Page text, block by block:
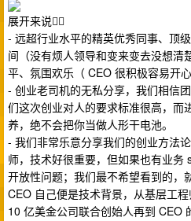
展开来说👇🏻
- 远超行业水平的精英优秀同事、顶
间（没有烦人领导和变来变去没想清
平、氛围欢乐（ CEO 很积极容易开心
- 创业老司机的无私分享，我们相信
们这次创业对人的要求标准很高，而
养，绝不会把你当做人形干电池。
- 我们非常乐意分享我们的创业方法
师，技术好很重要，但如果也有业务
开放性问题；我们最不希望看到的，
CEO 自己便是技术背景，从基层工
10 亿美金公司联合创始人再到 CEO